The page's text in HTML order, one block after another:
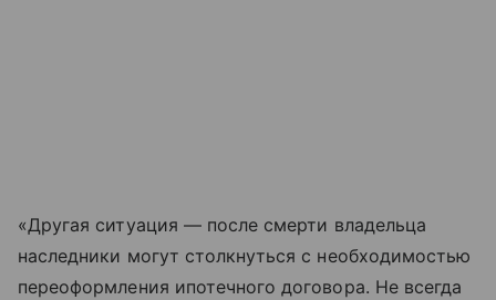
«Другая ситуация — после смерти владельца
наследники могут столкнуться с необходимостью
переоформления ипотечного договора. Не всегда